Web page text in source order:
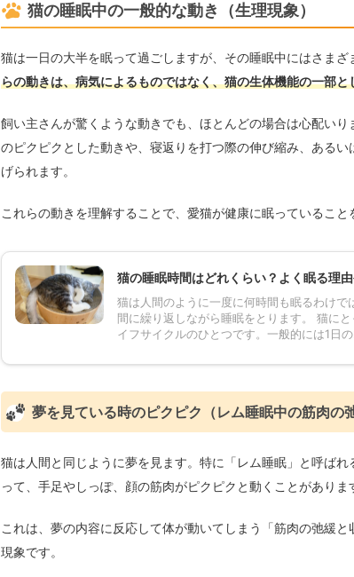
猫の睡眠中の一般的な動き（生理現象）
猫は一日の大半を眠って過ごしますが、その睡眠中にはさまざ
らの動きは、病気によるものではなく、猫の生体機能の一部
飼い主さんが驚くような動きでも、ほとんどの場合は心配い
のピクピクとした動きや、寝返りを打つ際の伸び縮み、ある
げられます。
これらの動きを理解することで、愛猫が健康に眠っていること
猫の睡眠時間はどれくらい？よく眠る理
猫は人間のように一度に何時間も眠るわけ
間に繰り返しながら睡眠をとります。 猫に
イフサイクルのひとつです。一般的には1日
夢を見ている時のピクピク（レム睡眠中の筋肉の
猫は人間と同じように夢を見ます。特に「レム睡眠」と呼ば
って、手足やしっぽ、顔の筋肉がピクピクと動くことがありま
これは、夢の内容に反応して体が動いてしまう「筋肉の弛緩
現象です。